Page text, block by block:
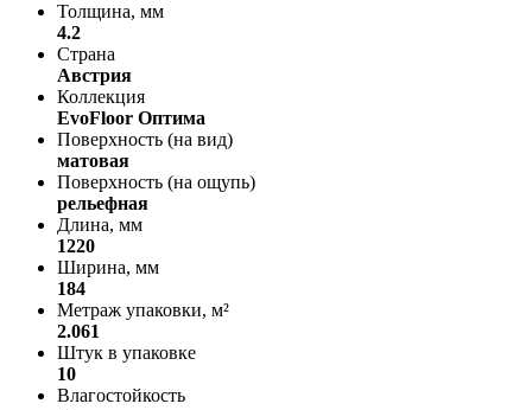
Толщина, мм
4.2
Страна
Австрия
Коллекция
EvoFloor Оптима
Поверхность (на вид)
матовая
Поверхность (на ощупь)
рельефная
Длина, мм
1220
Ширина, мм
184
Метраж упаковки, м²
2.061
Штук в упаковке
10
Влагостойкость